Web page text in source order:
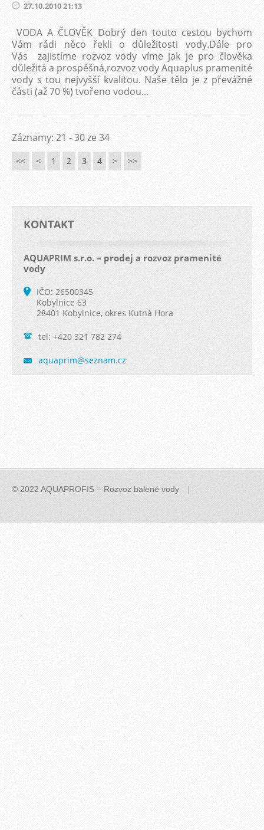
27.10.2010 21:13
VODA A ČLOVĚK Dobrý den touto cestou bychom
Vám rádi něco řekli o důležitosti vody.Dále pro
Vás zajistíme rozvoz vody víme jak je pro člověka
důležitá a prospěšná,rozvoz vody Aquaplus pramenité
vody s tou nejvyšší kvalitou. Naše tělo je z převážné
části (až 70 %) tvořeno vodou...
Záznamy: 21 - 30 ze 34
<< < 1 2 3 4 > >>
KONTAKT
AQUAPRIM s.r.o. – prodej a rozvoz pramenité
vody
IČO: 26500345
Kobylnice 63
28401 Kobylnice, okres Kutná Hora
tel: +420 321 782 274
aquaprim@seznam.cz
© 2022 AQUAPROFIS – Rozvoz balené vody